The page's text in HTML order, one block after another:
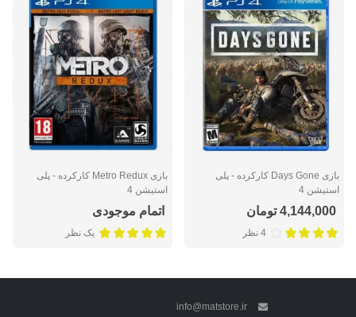
بازی Days Gone کارکرده - پلی
استیشن 4
4,144,000 تومان
4 نظر
بازی Metro Redux کارکرده - پلی
استیشن 4
اتمام موجودی
یک نظر
info@matstore.ir